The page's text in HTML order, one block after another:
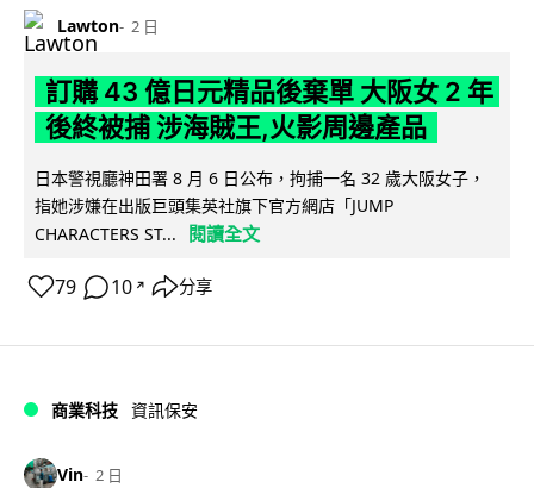
Lawton 2 日
訂購 43 億日元精品後棄單 大阪女 2 年
後終被捕 涉海賊王,火影周邊產品
日本警視廳神田署 8 月 6 日公布，拘捕一名 32 歲大阪女子，
指她涉嫌在出版巨頭集英社旗下官方網店「JUMP
CHARACTERS ST...
閱讀全文
79 10 ↗ 分享
商業科技 資訊保安
Vin 2 日